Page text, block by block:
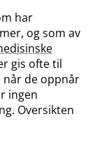
har
og som av
gis ofte til
når de oppnår
ingen
Oversikten